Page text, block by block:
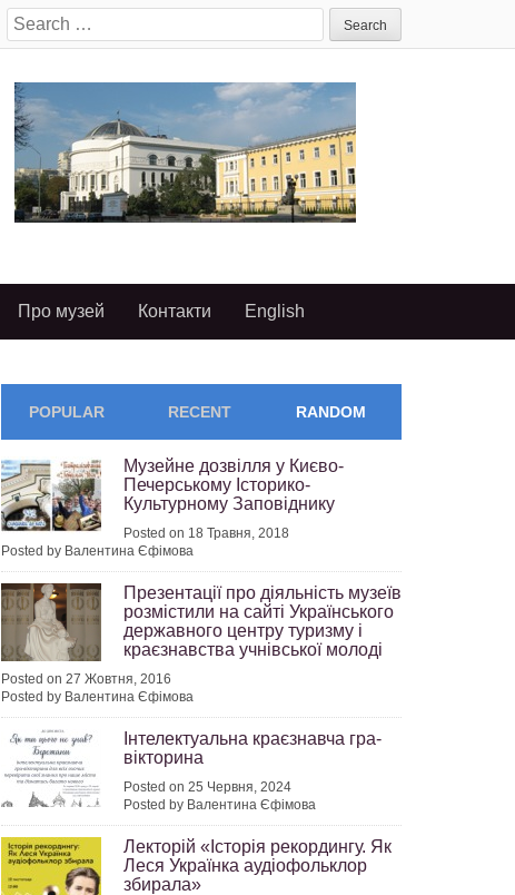
Search
for:
Про музей Контакти English
POPULAR RECENT RANDOM
Музейне дозвілля у Києво-
Печерському Історико-
Культурному Заповіднику
Posted on 18 Травня, 2018
Posted by Валентина Єфімова
Презентації про діяльність музеїв
розмістили на сайті Українського
державного центру туризму і
краєзнавства учнівської молоді
Posted on 27 Жовтня, 2016
Posted by Валентина Єфімова
Інтелектуальна краєзнавча гра-
вікторина
Posted on 25 Червня, 2024
Posted by Валентина Єфімова
Лекторій «Історія рекордингу. Як
Леся Українка аудіофольклор
збирала»